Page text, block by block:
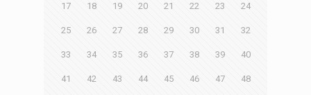
17 18 19 20 21 22 23 24
25 26 27 28 29 30 31 32
33 34 35 36 37 38 39 40
41 42 43 44 45 46 47 48